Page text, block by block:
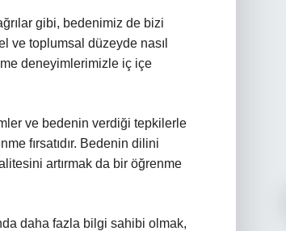
gibi, bedenimiz de bizi
ve toplumsal düzeyde nasıl
deneyimlerimizle iç içe
ve bedenin verdiği tepkilerle
fırsatıdır. Bedenin dilini
artırmak da bir öğrenme
daha fazla bilgi sahibi olmak,